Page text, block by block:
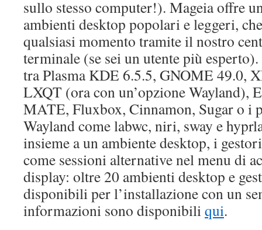
sullo stesso computer!). Mageia offre
ambienti desktop popolari e leggeri,
qualsiasi momento tramite il nostro
terminale (se sei un utente più
tra Plasma KDE 6.5.5, GNOME 49.0,
LXQT (ora con un’opzione Wayland),
MATE, Fluxbox, Cinnamon, Sugar o i
Wayland come labwc, niri, sway e
insieme a un ambiente desktop, i
come sessioni alternative nel menu di
display: oltre 20 ambienti desktop e
disponibili per l’installazione con un
informazioni sono disponibiliqui.